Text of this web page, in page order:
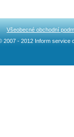
Všeobecné obchodní
2007 - 2012 Inform service